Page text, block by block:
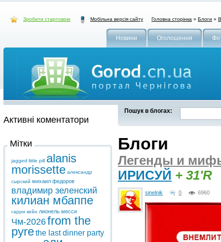
Зробити стартовою Мобільна версія сайту Головна сторінка » Блоги »
Новини Оголошення
Пошук в блогах:
Блоги
Легенды и
ИРИСУЙ + 31'R
sinelnik 0 6960
Активні коментатори
Мітки
jagged little pill alanis
morissette александр
сырский михаил федоров
владимир зеленский
килиан мбаппе
гарри кейн лионель месси
Чм-2026from the
pyrethe last dinner party